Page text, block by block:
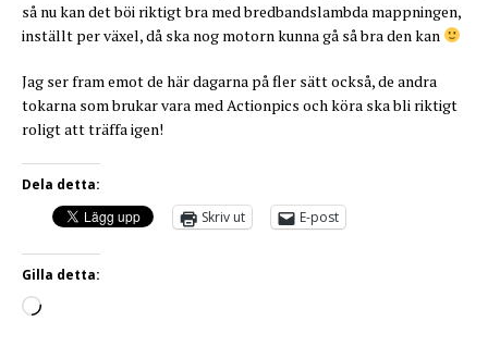
så nu kan det böi riktigt bra med bredbandslambda mappningen,
inställt per växel, då ska nog motorn kunna gå så bra den kan
Jag ser fram emot de här dagarna på fler sätt också, de andra
tokarna som brukar vara med Actionpics och köra ska bli riktigt
roligt att träffa igen!
Dela detta:
Skriv ut
E-post
Gilla detta: